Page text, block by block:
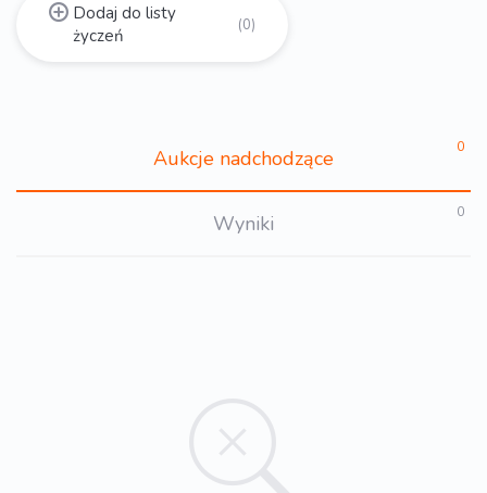
Dodaj do listy
życzeń
(0)
Aukcje nadchodzące 0
Wyniki 0